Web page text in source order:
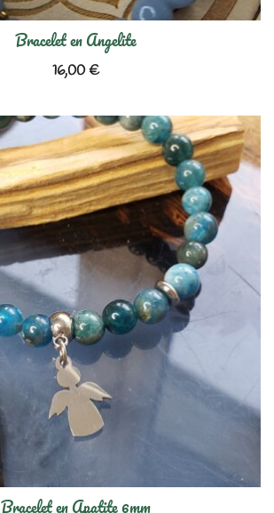
Bracelet en Angelite
16,00€
Bracelet en Apatite 6mm